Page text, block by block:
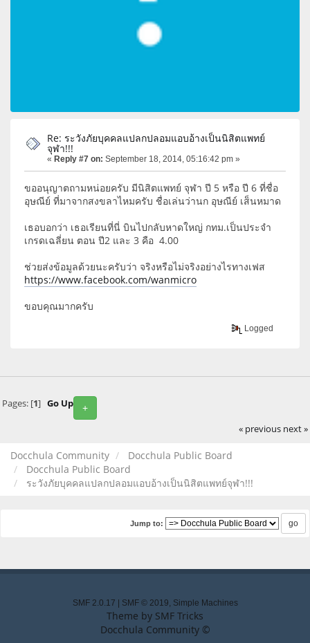
Re: ระวังภัยบุคคลแปลกปลอมแอบอ้างเป็นนิสิตแพทย์
จุฬา!!!
« Reply #7 on: September 18, 2014, 05:16:42 pm »
ขออนุญาตถามหน่อยครับ มีนิสิตแพทย์ จุฬา ปี 5 หรือ ปี 6 ที่ชื่อ
อุษณีย์ ที่มาจากสงขลาไหมครับ ชื่อเล่นว่านก อุษณีย์ เส็นหมาด
เธอบอกว่า เธอเรียนที่นี่ บินไปกลับหาดใหญ่ กทม.เป็นประจำ
เกรดเฉลี่ยน ตอน ปี2 และ 3 คือ 4.00
ช่วยส่งข้อมูลด้วยนะครับว่า จริงหรือไม่จริงอย่างไรทางเฟส
https://www.facebook.com/wanmicro
ขอบคุณมากครับ
Logged
+
Pages: [1] Go Up
« previous next »
Docchula Community
Docchula Public Board
Docchula Public Board
ระวังภัยบุคคลแปลกปลอมแอบอ้างเป็นนิสิตแพทย์จุฬา!!!
Jump to:
SMF 2.0.17 SMF © 2019, Simple Machines
Theme by SMF Tricks
Docchula Community ©